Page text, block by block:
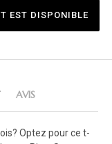
EST DISPONIBLE
AVIS
Optez pour ce t-